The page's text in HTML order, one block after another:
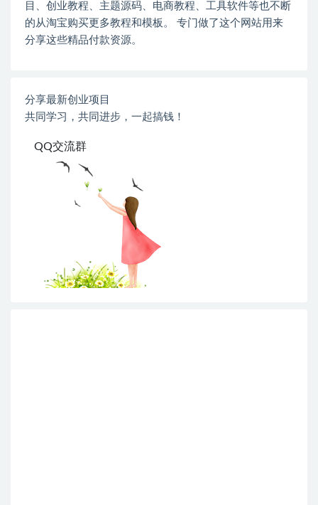
目、创业教程、主题源码、电商教程、工具软件等也不断
的从淘宝购买更多教程和模板。 专门做了这个网站用来
分享这些精品付款资源。
分享最新创业项目
共同学习，共同进步，一起搞钱！
QQ交流群